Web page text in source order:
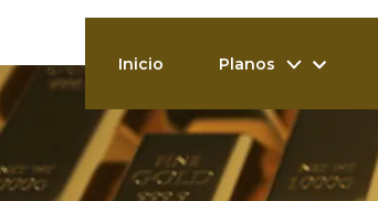
Inicio Planos